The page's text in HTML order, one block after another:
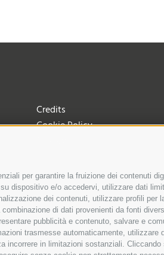
per garantire la fruizione dei contenuti
dispositivo e/o accedervi, utilizzare dati
dei contenuti, utilizzare profili
di dati provenienti da fonti
pubblicità e contenuto, salvare e
trasmesse automaticamente,
in limitazioni sostanziali.
Credits
Cookie Policy